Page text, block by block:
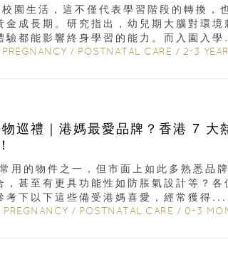
園生活，這不僅代表學習階段的轉換，
金成長期。研究指出，幼兒期大腦對環境
驗都能影響終身學習的能力。而入園入學
期...
PREGNANCY / POSTNATAL CARE / 2-3
巡禮｜港媽最愛品牌？香港 7 大
用的物件之一，但市面上如此多熟悉品牌
，甚至有更具功能性如防脹氣設計等？各
考下以下這些備受港媽喜愛，經常獲得...
PREGNANCY / POSTNATAL CARE / 0-3